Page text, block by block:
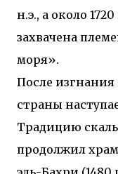
н.э., а около
захвачена
моря».
После
страны
Традицию
продолжил